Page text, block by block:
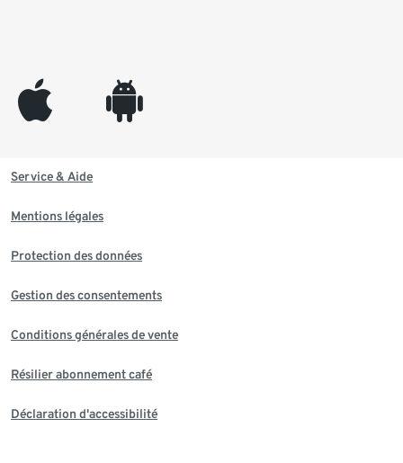
appleinc android
Service & Aide
Mentions légales
Protection des données
Gestion des consentements
Conditions générales de vente
Résilier abonnement café
Déclaration d'accessibilité